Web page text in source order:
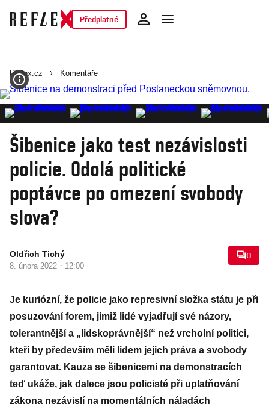
Předplatné
Reflex.cz Komentáře
Šibenice jako test nezávislosti
policie. Odolá politické
poptávce po omezení svobody
slova?
Oldřich Tichý
8. února 2022 · 12:00
0
Je kuriózní, že policie jako represivní složka státu je při
posuzování forem, jimiž lidé vyjadřují své názory,
tolerantnější a „lidskoprávnější“ než vrcholní politici,
kteří by především měli lidem jejich práva a svobody
garantovat. Kauza se šibenicemi na demonstracích
teď ukáže, jak dalece jsou policisté při uplatňování
zákona nezávislí na momentálních náladách